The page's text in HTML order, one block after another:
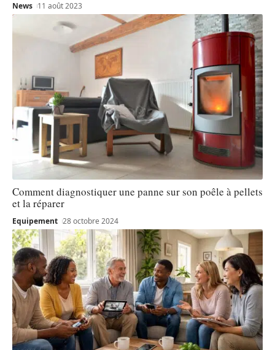
News 11 août 2023
Comment diagnostiquer une panne sur son poêle à pellets
et la réparer
Equipement 28 octobre 2024